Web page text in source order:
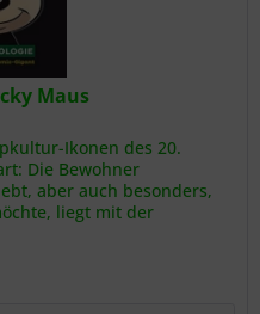
Maus
Ikonen des 20.
Die Bewohner
aber auch besonders,
liegt mit der